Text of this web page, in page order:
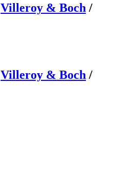
Villeroy & Boch /
Villeroy & Boch /